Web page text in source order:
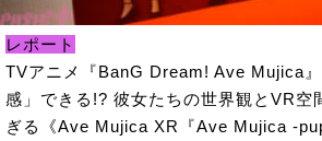
レポート
TVアニメ『BanG Dream! Ave Mujica
感」できる!? 彼女たちの世界観とVR空
ぎる《Ave Mujica XR『Ave Mujica -